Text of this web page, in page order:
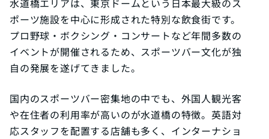
水道橋エリアは、東京ドームという日本最大級のス
ポーツ施設を中心に形成された特別な飲食街です。
プロ野球・ボクシング・コンサートなど年間多数の
イベントが開催されるため、スポーツバー文化が独
自の発展を遂げてきました。
国内のスポーツバー密集地の中でも、外国人観光客
や在住者の利用率が高いのが水道橋の特徴。英語対
応スタッフを配置する店舗も多く、インターナショ